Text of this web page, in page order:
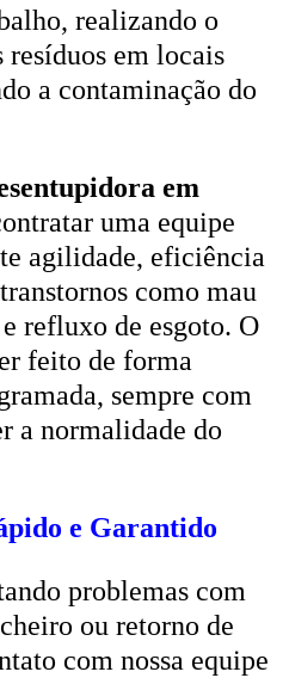
realizando o
resíduos em locais
a contaminação do
em
uma equipe
agilidade, eficiência
como mau
refluxo de esgoto. O
feito de forma
sempre com
a normalidade do
e Garantido
problemas com
ou retorno de
com nossa equipe